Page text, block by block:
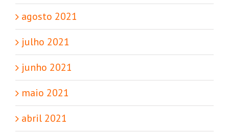
agosto 2021
julho 2021
junho 2021
maio 2021
abril 2021